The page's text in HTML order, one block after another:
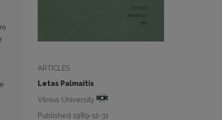
ARTICLES
Letas Palmaitis
Vilnius University
Published 1989-12-31